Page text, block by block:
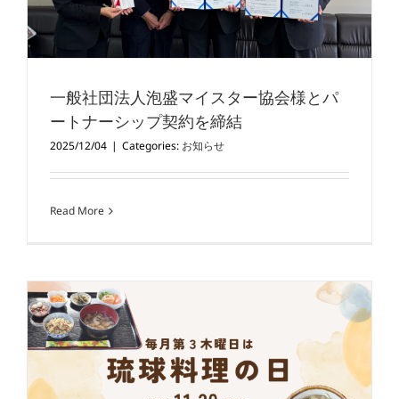
一般社団法人泡盛マイスター協会様とパ
ートナーシップ契約を締結
2025/12/04 | Categories: お知らせ
Read More